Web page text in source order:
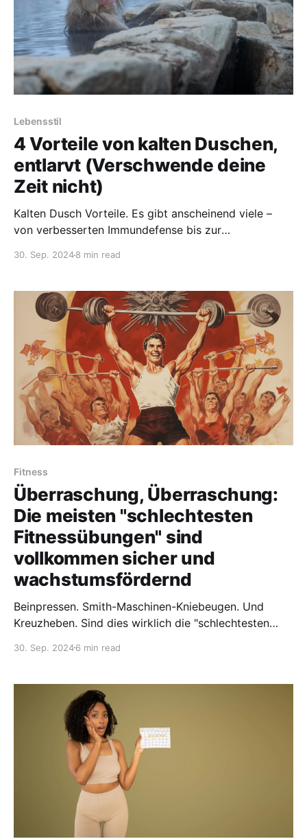
Lebensstil
4 Vorteile von kalten Duschen,
entlarvt (Verschwende deine
Zeit nicht)
Kalten Dusch Vorteile. Es gibt anscheinend viele –
von verbesserten Immundefense bis zur
deine Hoffnungen nicht zu hoch.
30. Sep. 20248 min read
Fitness
Überraschung, Überraschung:
Die meisten "schlechtesten
Fitnessübungen" sind
vollkommen sicher und
wachstumsfördernd
Beinpressen. Smith-Maschinen-Kniebeugen. Und
Kreuzheben. Sind dies wirklich die "schlechtesten
davon ab. Erfahren Sie hier mehr.
30. Sep. 20246 min read